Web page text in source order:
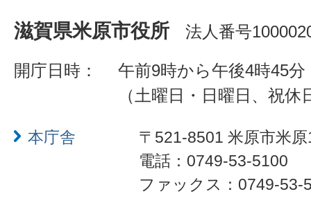
滋賀県米原市役所 法人番号
開庁日時：
午前9時から午後4時45分
（土曜日・日曜日、祝
本庁舎
〒521-8501 米原市米
電話：0749-53-5100
ファックス：0749-53-